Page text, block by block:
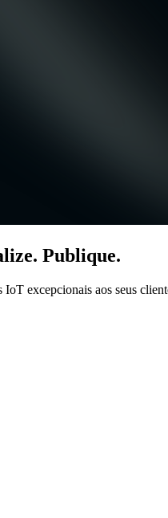
Publique.
IoT excepcionais aos seus